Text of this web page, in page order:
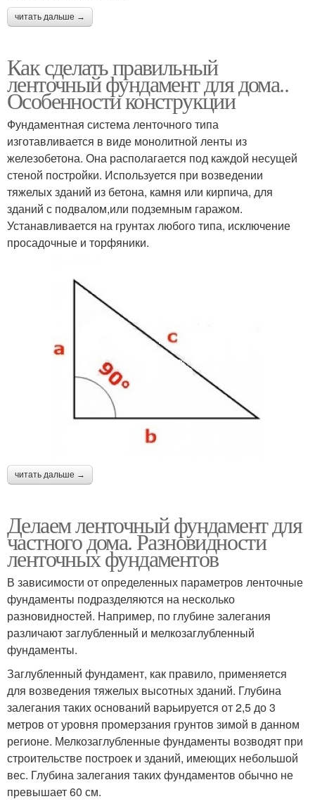
читать дальше →
Как сделать правильный
ленточный фундамент для дома..
Особенности конструкции
Фундаментная система ленточного типа
изготавливается в виде монолитной ленты из
железобетона. Она располагается под каждой несущей
стеной постройки. Используется при возведении
тяжелых зданий из бетона, камня или кирпича, для
зданий с подвалом,или подземным гаражом.
Устанавливается на грунтах любого типа, исключение
просадочные и торфяники.
читать дальше →
Делаем ленточный фундамент для
частного дома. Разновидности
ленточных фундаментов
В зависимости от определенных параметров ленточные
фундаменты подразделяются на несколько
разновидностей. Например, по глубине залегания
различают заглубленный и мелкозаглубленный
фундаменты.
Заглубленный фундамент, как правило, применяется
для возведения тяжелых высотных зданий. Глубина
залегания таких оснований варьируется от 2,5 до 3
метров от уровня промерзания грунтов зимой в данном
регионе. Мелкозаглубленные фундаменты возводят при
строительстве построек и зданий, имеющих небольшой
вес. Глубина залегания таких фундаментов обычно не
превышает 60 см.